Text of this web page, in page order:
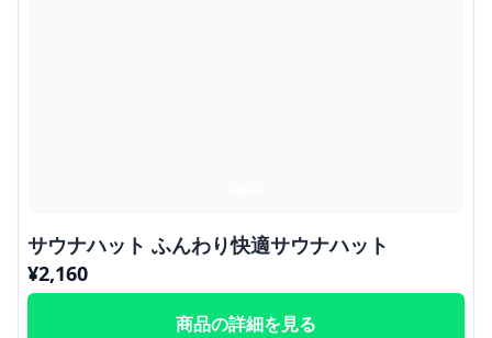
サウナハット ふんわり快適サウナハット
¥2,160
商品の詳細を見る